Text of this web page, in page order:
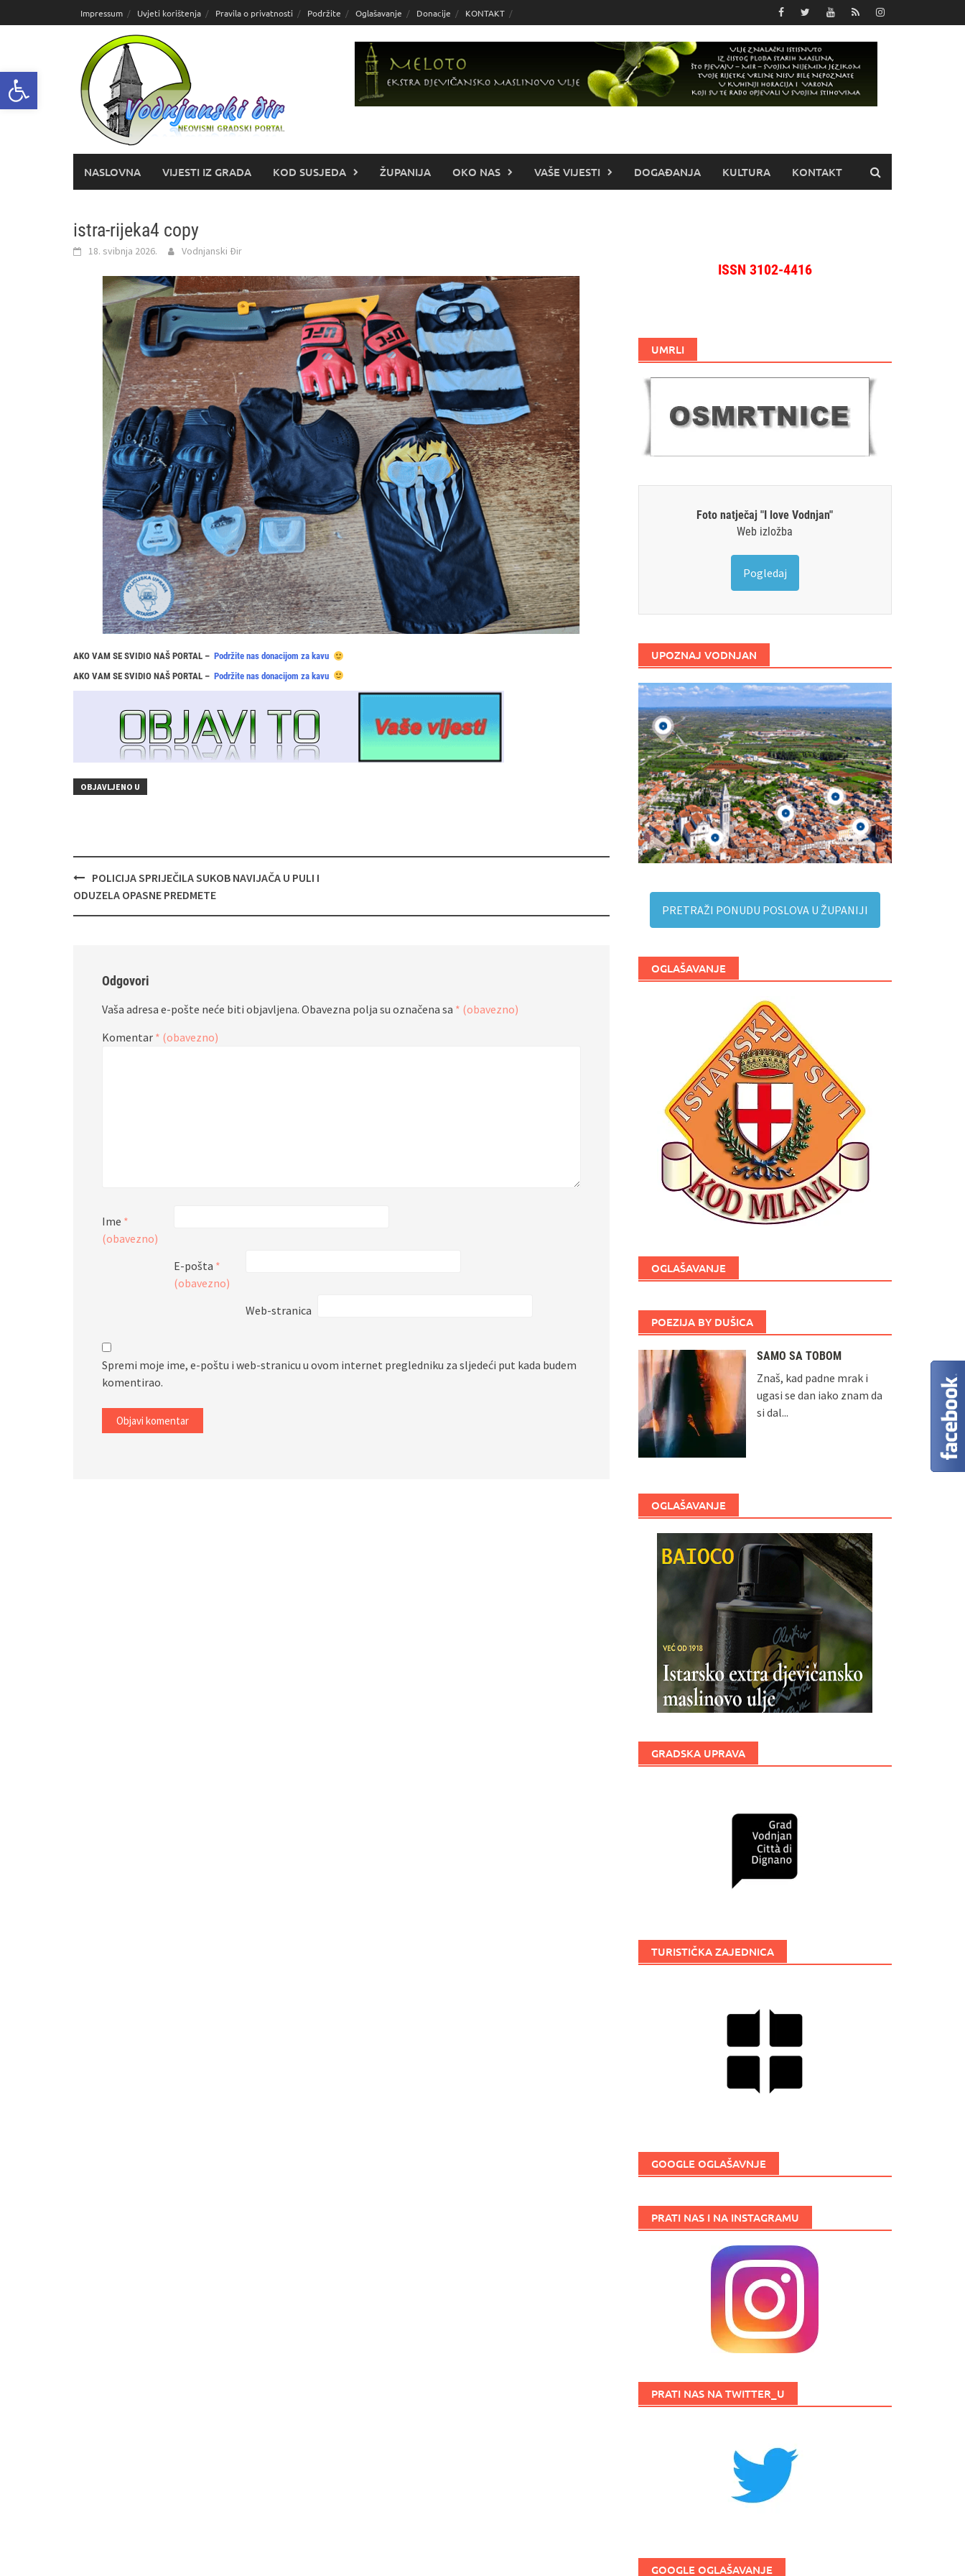
Open toolbar
do
Impressum Uvjeti korištenja Pravila o privatnosti Podržite Oglašavanje Donacije KONTAKT
NASLOVNA VIJESTI IZ GRADA KOD SUSJEDA ŽUPANIJA OKO NAS VAŠE VIJESTI DOGAĐANJA KULTURA KONTAKT
istra-rijeka4 copy
18. svibnja 2026. Vodnjanski Đir
AKO VAM SE SVIDIO NAŠ PORTAL – Podržite nas donacijom za kavu
AKO VAM SE SVIDIO NAŠ PORTAL – Podržite nas donacijom za kavu
OBJAVLJENO U
Navigacija
objava
POLICIJA SPRIJEČILA SUKOB NAVIJAČA U PULI I
ODUZELA OPASNE PREDMETE
Odgovori
Vaša adresa e-pošte neće biti objavljena. Obavezna polja su označena sa * (obavezno)
Komentar * (obavezno)
Ime *
(obavezno)
E-pošta *
(obavezno)
Web-stranica
Spremi moje ime, e-poštu i web-stranicu u ovom internet pregledniku za sljedeći put kada budem
komentirao.
ISSN 3102-4416
UMRLI
Foto natječaj "I love Vodnjan"
Web izložba
Pogledaj
UPOZNAJ VODNJAN
PRETRAŽI PONUDU POSLOVA U ŽUPANIJI
OGLAŠAVANJE
OGLAŠAVANJE
POEZIJA BY DUŠICA
SAMO SA TOBOM
Znaš, kad padne mrak i
ugasi se dan iako znam da
si dal...
OGLAŠAVANJE
GRADSKA UPRAVA
TURISTIČKA ZAJEDNICA
GOOGLE OGLAŠAVNJE
PRATI NAS I NA INSTAGRAMU
PRATI NAS NA TWITTER_U
GOOGLE OGLAŠAVANJE